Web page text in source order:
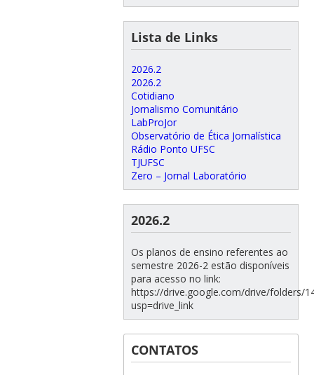
Lista de Links
2026.2
2026.2
Cotidiano
Jornalismo Comunitário
LabProJor
Observatório de Ética Jornalística
Rádio Ponto UFSC
TJUFSC
Zero – Jornal Laboratório
2026.2
Os planos de ensino referentes ao
semestre 2026-2 estão disponíveis
para acesso no link:
https://drive.google.com/drive/folders/
usp=drive_link
CONTATOS